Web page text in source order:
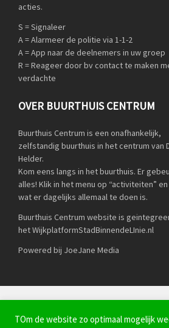
acties.
S = Signaleer
A = Alarmeer de politie via 1-1-2
A = App naar de deelnemers in uw groep
R = Reageer door bv contact te maken
verdachte
OVER BUURTHUIS CENTRUM
Buurthuis Centrum is een onafhankelijk,
zelfstandig buurthuis in het centrum van
Helder.
Kom eens langs in het buurthuis. Er
alles! Klik in het menu op “activiteiten”
wat er dagelijks allemaal te doen is.
Buurthuis Centrum website is
het WijkplatformStadBinnendeLInie.nl
Powered bij JoeJane Media
TOm de website zo optimaal mogelijk